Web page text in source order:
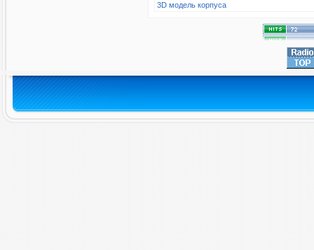
3D модель корпуса